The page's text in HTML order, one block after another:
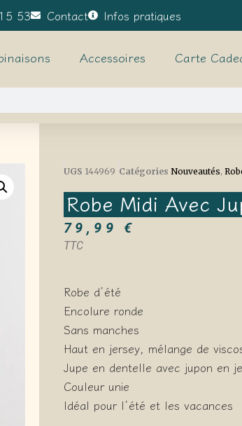
53 Contact Infos pratiques
Accessoires Carte
UGS 144969 Catégories Nouveautés,
Robe Midi Avec
79,99€
TTC
Robe d’été
Encolure ronde
Sans manches
Haut en jersey, mélange de
Jupe en dentelle avec jupon en
Couleur unie
Idéal pour l’été et les vacances